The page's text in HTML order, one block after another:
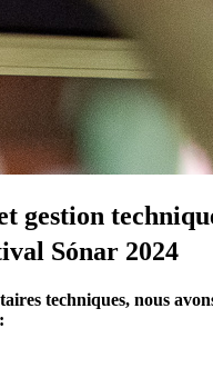
gestion
Sónar 2024
techniques, nous